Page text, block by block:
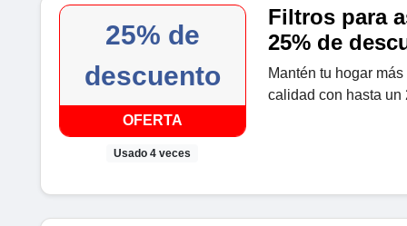
25% de
descuento
OFERTA
Usado 4 veces
Filtros para
25% de
Mantén tu hogar
calidad con hasta un